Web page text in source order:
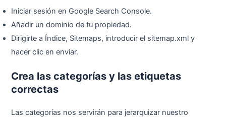
Iniciar sesión en Google Search Console.
Añadir un dominio de tu propiedad.
Dirigirte a Índice, Sitemaps, introducir el sitemap.xml y
hacer clic en enviar.
Crea las categorías y las etiquetas
correctas
Las categorías nos servirán para jerarquizar nuestro